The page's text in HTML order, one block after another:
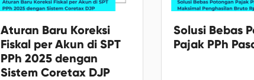
Aturan Baru Koreksi
Fiskal per Akun di SPT
PPh 2025 dengan
Sistem Coretax DJP
Solusi Bebas
Pajak PPh